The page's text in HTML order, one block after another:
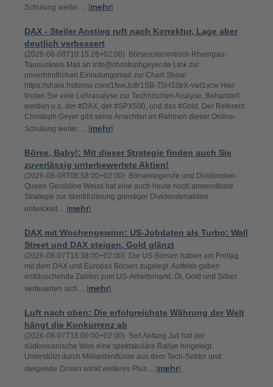
Schulung weiter. ... [mehr]
DAX - Steiler Anstieg ruft nach Korrektur, Lage aber
deutlich verbessert
(2026-08-08T10:15:26+02:00) Börsenstammtisch Rheingau-
Taunuskreis Mail an info@christophgeyer.de Link zur
unverbindlichen Einladungsmail zur Chart-Show:
https://share.hsforms.com/1fweJc8r1SB-T5H33trX-vwt1vcw Hier
finden Sie eine Lehranalyse zur Technischen Analyse. Behandelt
werden u.a. der #DAX, der #SPX500, und das #Gold. Der Referent
Christoph Geyer gibt seine Ansichten im Rahmen dieser Online-
Schulung weiter. ... [mehr]
Börse, Baby!: Mit dieser Strategie finden auch Sie
zuverlässig unterbewertete Aktien!
(2026-08-08T08:58:00+02:00) Börsenlegende und Dividenden-
Queen Geraldine Weiss hat eine auch heute noch anwendbare
Strategie zur Identifizierung günstiger Dividendenaktien
entwickelt.... [mehr]
DAX mit Wochengewinn: US-Jobdaten als Turbo: Wall
Street und DAX steigen, Gold glänzt
(2026-08-07T18:38:00+02:00) Die US-Börsen haben am Freitag
mit dem DAX und Europas Börsen zugelegt. Auftrieb gaben
enttäuschende Zahlen zum US-Arbeitsmarkt. Öl, Gold und Silber
verteuerten sich.... [mehr]
Luft nach oben: Die erfolgreichste Währung der Welt
hängt die Konkurrenz ab
(2026-08-07T18:00:00+02:00) Seit Anfang Juli hat der
südkoreanische Won eine spektakuläre Rallye hingelegt.
Unterstützt durch Milliardenflüsse aus dem Tech-Sektor und
steigende Zinsen winkt weiteres Plus.... [mehr]